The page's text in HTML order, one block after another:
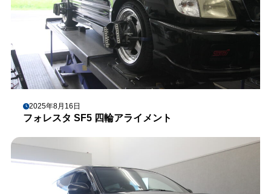
2025年8月16日
フォレスタ SF5 四輪アライメント